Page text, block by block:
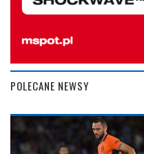
POLECANE NEWSY